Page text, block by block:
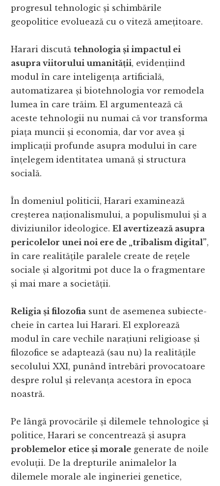
progresul tehnologic și schimbările
geopolitice evoluează cu o viteză amețitoare.
Harari discutătehnologia și impactul ei
asupra viitorului umanității, evidențiind
modul în care inteligența artificială,
automatizarea și biotehnologia vor remodela
lumea în care trăim. El argumentează că
aceste tehnologii nu numai că vor transforma
piața muncii și economia, dar vor avea și
implicații profunde asupra modului în care
înțelegem identitatea umană și structura
socială.
În domeniul politicii, Harari examinează
creșterea naționalismului, a populismului și a
diviziunilor ideologice.El avertizează asupra
pericolelor unei noi ere de „tribalism digital”,
în care realitățile paralele create de rețele
sociale și algoritmi pot duce la o fragmentare
și mai mare a societății.
Religia și filozofia sunt de asemenea subiecte-
cheie în cartea lui Harari. El explorează
modul în care vechile narațiuni religioase și
filozofice se adaptează (sau nu) la realitățile
secolului XXI, punând întrebări provocatoare
despre rolul și relevanța acestora în epoca
noastră.
Pe lângă provocările și dilemele tehnologice și
politice, Harari se concentrează și asupra
problemelor etice și morale generate de noile
evoluții. De la drepturile animalelor la
dilemele morale ale ingineriei genetice,